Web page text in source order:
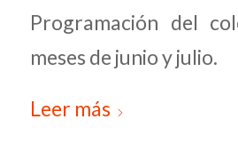
Programación del
meses de junio y julio.
Leer más